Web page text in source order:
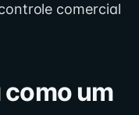
comercial
um